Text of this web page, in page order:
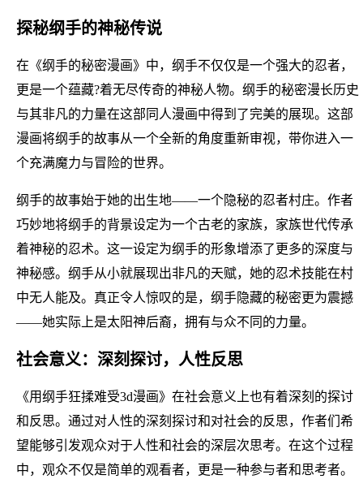
探秘纲手的神秘传说
在《纲手的秘密漫画》中，纲手不仅仅是一个强大的忍者，
更是一个蕴藏?着无尽传奇的神秘人物。纲手的秘密漫长历史
与其非凡的力量在这部同人漫画中得到了完美的展现。这部
漫画将纲手的故事从一个全新的角度重新审视，带你进入一
个充满魔力与冒险的世界。
纲手的故事始于她的出生地——一个隐秘的忍者村庄。作者
巧妙地将纲手的背景设定为一个古老的家族，家族世代传承
着神秘的忍术。这一设定为纲手的形象增添了更多的深度与
神秘感。纲手从小就展现出非凡的天赋，她的忍术技能在村
中无人能及。真正令人惊叹的是，纲手隐藏的秘密更为震撼
——她实际上是太阳神后裔，拥有与众不同的力量。
社会意义：深刻探讨，人性反思
《用纲手狂揉难受3d漫画》在社会意义上也有着深刻的探讨
和反思。通过对人性的深刻探讨和对社会的反思，作者们希
望能够引发观众对于人性和社会的深层次思考。在这个过程
中，观众不仅是简单的观看者，更是一种参与者和思考者。